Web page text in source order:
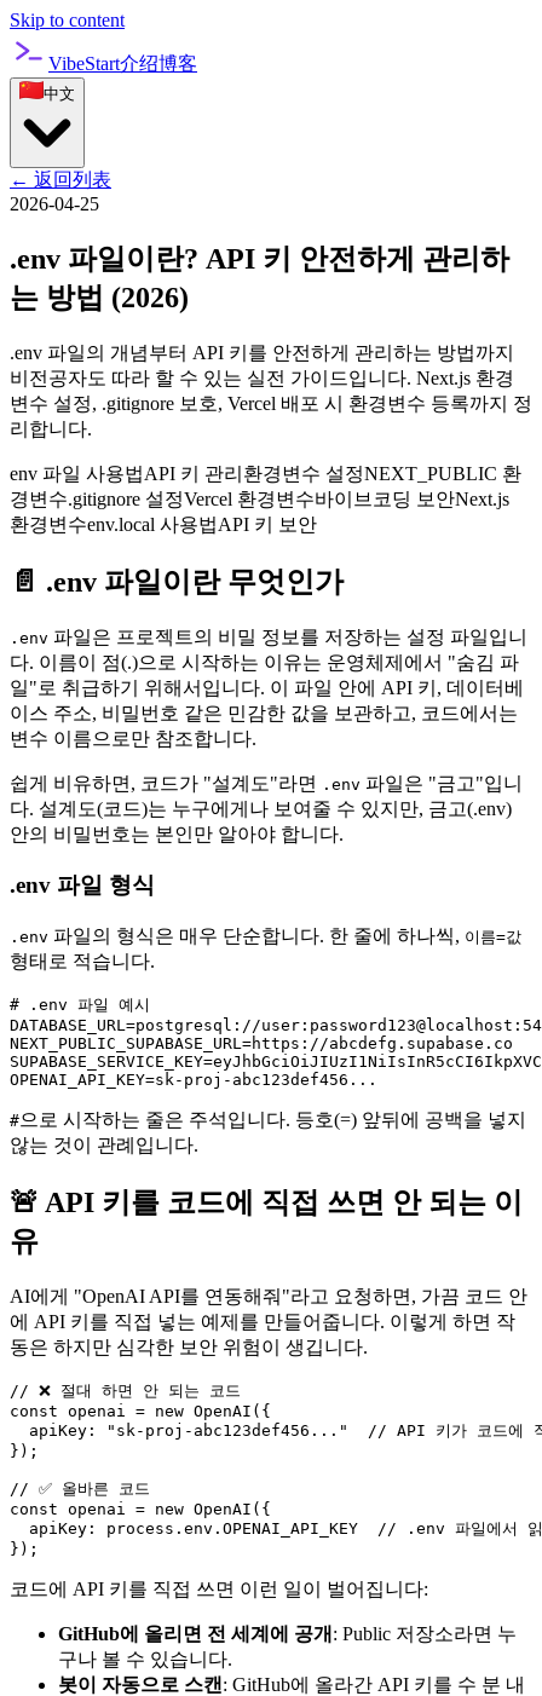
Skip to content
VibeStart介绍博客
中文
← 返回列表
2026-04-25
.env 파일이란? API 키 안전하게 관리하
는 방법 (2026)
.env 파일의 개념부터 API 키를 안전하게 관리하는 방법까지
비전공자도 따라 할 수 있는 실전 가이드입니다. Next.js 환경
변수 설정, .gitignore 보호, Vercel 배포 시 환경변수 등록까지 정
리합니다.
env 파일 사용법API 키 관리 환경변수 설정NEXT_PUBLIC 환
경변수.gitignore 설정Vercel 환경변수바이브코딩 보안Next.js
환경변수env.local 사용법API 키 보안
📄 .env 파일이란 무엇인가
.env 파일은 프로젝트의 비밀 정보를 저장하는 설정 파일입니
다. 이름이 점(.)으로 시작하는 이유는 운영체제에서 "숨김 파
일"로 취급하기 위해서입니다. 이 파일 안에 API 키, 데이터베
이스 주소, 비밀번호 같은 민감한 값을 보관하고, 코드에서는
변수 이름으로만 참조합니다.
쉽게 비유하면, 코드가 "설계도"라면 .env 파일은 "금고"입니
다. 설계도(코드)는 누구에게나 보여줄 수 있지만, 금고(.env)
안의 비밀번호는 본인만 알아야 합니다.
.env 파일 형식
.env 파일의 형식은 매우 단순합니다. 한 줄에 하나씩, 이름=값
형태로 적습니다.
# .env 파일 예시
DATABASE_URL=postgresql://
NEXT_PUBLIC_SUPABASE_URL=https://abcdefg.supabase.co
#으로 시작하는 줄은 주석입니다. 등호(=) 앞뒤에 공백을 넣지
않는 것이 관례입니다.
🚨 API 키를 코드에 직접 쓰면 안 되는 이
유
AI에게 "OpenAI API를 연동해줘"라고 요청하면, 가끔 코드 안
에 API 키를 직접 넣는 예제를 만들어줍니다. 이렇게 하면 작
동은 하지만 심각한 보안 위험이 생깁니다.
// ❌ 절대 하면 안 되는 코드
const openai = new OpenAI({
apiKey: "sk-proj-abc123def456..."  // API 키가 코드에
});
// ✅ 올바른 코드
const openai = new OpenAI({
apiKey: process.env.OPENAI_API_KEY  // .env 파일에서 읽
코드에 API 키를 직접 쓰면 이런 일이 벌어집니다:
GitHub에 올리면 전 세계에 공개 : Public 저장소라면 누
구나 볼 수 있습니다.
봇이 자동으로 스캔 : GitHub에 올라간 API 키를 수 분 내